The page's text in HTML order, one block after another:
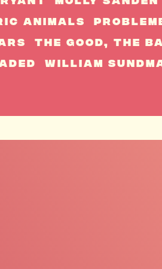
Animals
The Good, The
William